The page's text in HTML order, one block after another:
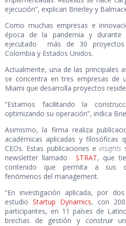
ejecución”, explican Brierley y
Como muchas empresas e
época de la pandemia y
ejecutado más de 30
Colombia y Estados Unidos.
Actualmente, una de las principales
se concentra en tres empresas de
Miami que desarrolla proyectos
“Estamos facilitando la
optimizando su operación”, indica
Asimismo, la firma realiza
académicas aplicadas y filosóficas
CEOs. Estas publicaciones einsights
newsletter llamado STRAT, que
contenido que permita a sus
fenómenos del management.
“En investigación aplicada, por
estudioStartup Dynamics, con 200
participantes, en 11 países de
brechas de gestión y construir